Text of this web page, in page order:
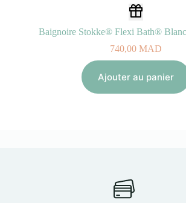
Baignoire Stokke® Flexi Bath®
740,00MAD
Ajouter au panier